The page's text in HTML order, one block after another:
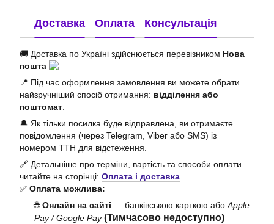
Доставка Оплата Консультація
🚚 Доставка по Україні здійснюється перевізником Нова
пошта
📍 Під час оформлення замовлення ви можете обрати
найзручніший спосіб отримання: відділення або
поштомат.
🔔 Як тільки посилка буде відправлена, ви отримаєте
повідомлення (через Telegram, Viber або SMS) із
номером ТТН для відстеження.
🔗 Детальніше про терміни, вартість та способи оплати
читайте на сторінці: Оплата і доставка
✅ Оплата можлива:
🌐Онлайн на сайті — банківською карткою абоApple
Pay / Google Pay (Тимчасово недоступно)